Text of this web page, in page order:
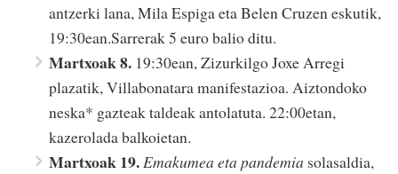
antzerki lana, Mila Espiga eta Belen Cruzen eskutik,
19:30ean.Sarrerak 5 euro balio ditu.
Martxoak 8. 19:30ean, Zizurkilgo Joxe Arregi
plazatik, Villabonatara manifestazioa. Aiztondoko
neska* gazteak taldeak antolatuta. 22:00etan,
kazerolada balkoietan.
Martxoak 19.Emakumea eta pandemia solasaldia,